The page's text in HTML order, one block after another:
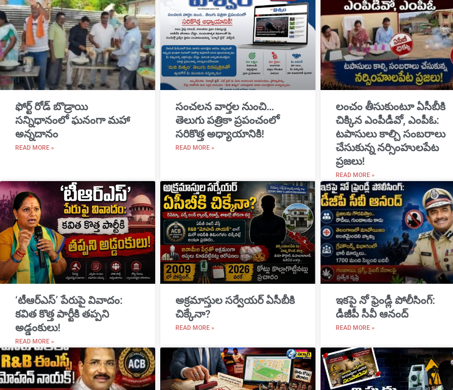
​ఫోర్ట్ రోడ్ బొడ్రాయి
సన్నిధానంలో ఘనంగా మహా
అన్నదానం
READ MORE »
సంచలన వార్తల నుంచి…
తెలుగు పత్రికా ప్రపంచంలో
సరికొత్త అధ్యాయానికి!
READ MORE »
​లంచం తీసుకుంటూ ఏసీబీకి
చిక్కిన ఎంపీడీవో, ఎంపీఓ:
టపాసులు కాల్చి సంబరాలు
చేసుకున్న నర్సింహులపేట
ప్రజలు!
READ MORE »
‘టీఆర్ఎస్’ పేరుపై వివాదం:
కవిత కొత్త పార్టీకి తప్పని
అడ్డంకులు!
READ MORE »
అక్రమాస్తుల సర్వేయర్ ఏసీబీకి
చిక్కేనా?
READ MORE »
ఇకపై నో ఫ్రెండ్లీ పోలీసింగ్:
డీజీపీ సీవీ ఆనంద్
READ MORE »